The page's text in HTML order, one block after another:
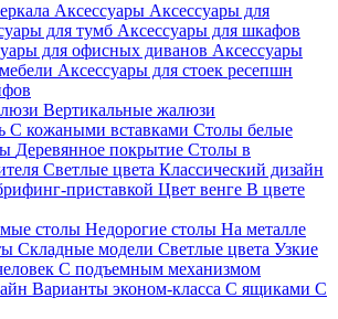
Аксессуары Аксессуары для
для тумб Аксессуары для шкафов
для офисных диванов Аксессуары
Аксессуары для стоек ресепшн
Вертикальные жалюзи
С кожаными вставками Столы белые
Деревянное покрытие Столы в
Светлые цвета Классический дизайн
приставкой Цвет венге В цвете
столы Недорогие столы На металле
Складные модели Светлые цвета Узкие
С подъемным механизмом
Варианты эконом-класса С ящиками С